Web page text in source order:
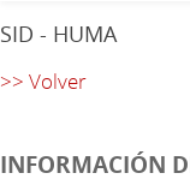
SID - HUMA
>> Volver
INFORMACIÓN